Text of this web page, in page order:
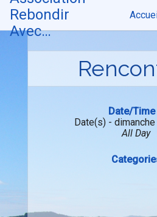
Skip
content
Rebondir
Avec…
Date/Time
Date(s) -
All Day